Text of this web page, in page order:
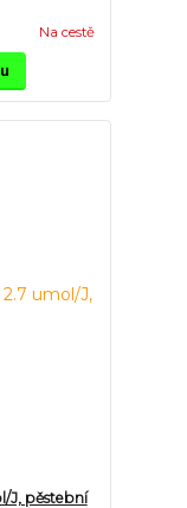
Na cestě
J, pěstební